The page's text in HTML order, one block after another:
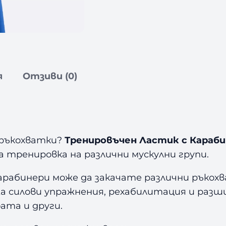
m
i
a
H
Отзиви (0)
Тренировъчен Ластик с
тренировка на различни мускулни групи.
може да закачате различни
силови упражнения, рехабилитация и
и други.